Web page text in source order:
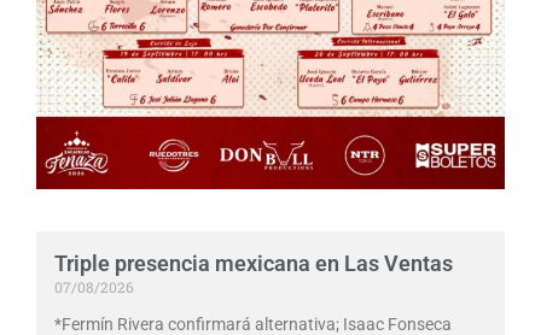
Triple presencia mexicana en Las Ventas
07/08/2026
*Fermín Rivera confirmará alternativa; Isaac Fonseca